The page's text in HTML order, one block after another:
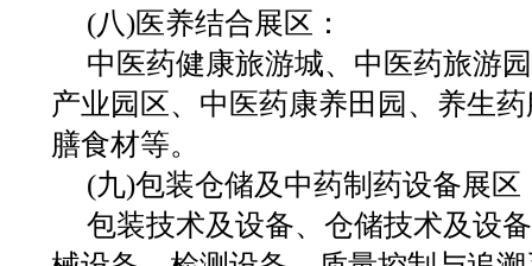
(八)医养结合展区：
中医药健康旅游城、中医药旅游
产业园区、中医药康养田园、养生
膳食材等。
(九)包装仓储及中药制药设备展区
包装技术及设备、仓储技术及设